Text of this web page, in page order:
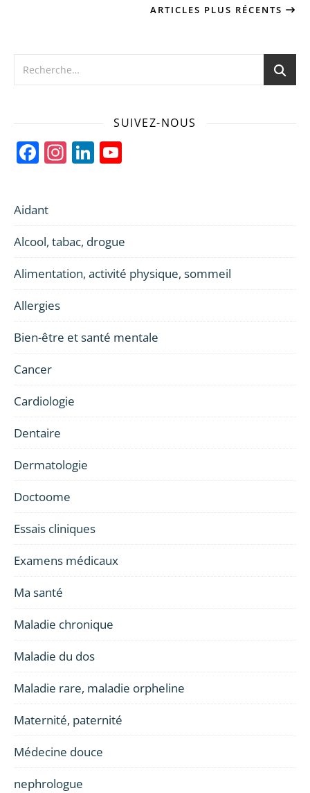
ARTICLES PLUS RÉCENTS
SUIVEZ-NOUS
Facebook
Instagram
LinkedIn
Aidant
Alcool, tabac, drogue
Alimentation, activité physique, sommeil
Allergies
Bien-être et santé mentale
Cancer
Cardiologie
Dentaire
Dermatologie
Doctoome
Essais cliniques
Examens médicaux
Ma santé
Maladie chronique
Maladie du dos
Maladie rare, maladie orpheline
Maternité, paternité
Médecine douce
nephrologue